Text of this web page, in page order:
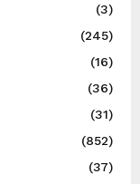
(3)
(245)
(16)
(36)
(31)
(852)
(37)